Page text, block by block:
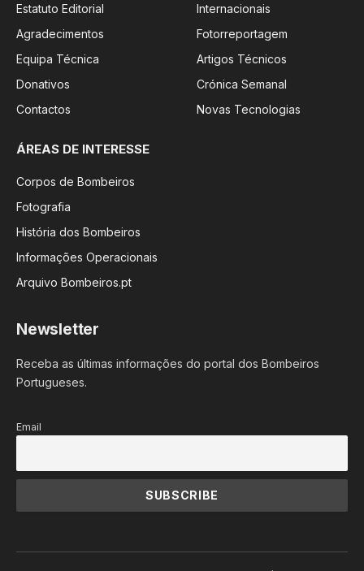
Estatuto Editorial
Agradecimentos
Equipa Técnica
Donativos
Contactos
Internacionais
Fotorreportagem
Artigos Técnicos
Crónica Semanal
Novas Tecnologias
ÁREAS DE INTERESSE
Corpos de Bombeiros
Fotografia
História dos Bombeiros
Informações Operacionais
Arquivo Bombeiros.pt
Newsletter
Receba as últimas informações do portal dos Bombeiros
Portugueses.
Email